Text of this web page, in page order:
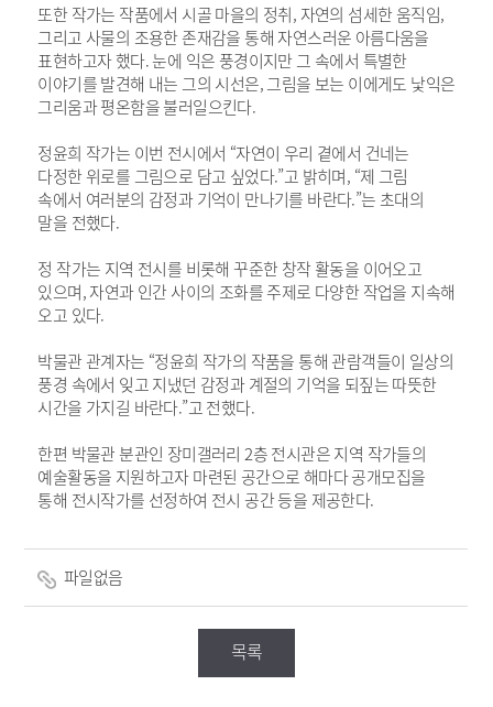
또한 작가는 작품에서 시골 마을의 정취, 자연의 섬세한 움직임,
그리고 사물의 조용한 존재감을 통해 자연스러운 아름다움을
표현하고자 했다. 눈에 익은 풍경이지만 그 속에서 특별한
이야기를 발견해 내는 그의 시선은, 그림을 보는 이에게도 낯익은
그리움과 평온함을 불러일으킨다.
정윤희 작가는 이번 전시에서 “자연이 우리 곁에서 건네는
다정한 위로를 그림으로 담고 싶었다.”고 밝히며, “제 그림
속에서 여러분의 감정과 기억이 만나기를 바란다.”는 초대의
말을 전했다.
정 작가는 지역 전시를 비롯해 꾸준한 창작 활동을 이어오고
있으며, 자연과 인간 사이의 조화를 주제로 다양한 작업을 지속해
오고 있다.
박물관 관계자는 “정윤희 작가의 작품을 통해 관람객들이 일상의
풍경 속에서 잊고 지냈던 감정과 계절의 기억을 되짚는 따뜻한
시간을 가지길 바란다.”고 전했다.
한편 박물관 분관인 장미갤러리 2층 전시관은 지역 작가들의
예술활동을 지원하고자 마련된 공간으로 해마다 공개모집을
통해 전시작가를 선정하여 전시 공간 등을 제공한다.
파일없음
목록